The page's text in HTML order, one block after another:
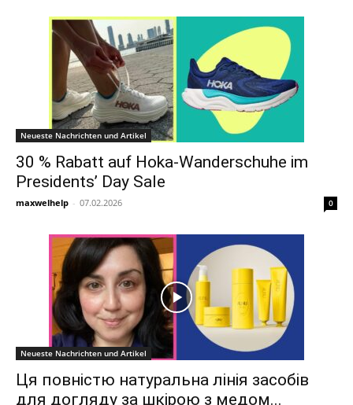
Neueste Nachrichten und Artikel
30 % Rabatt auf Hoka-Wanderschuhe im
Presidents’ Day Sale
maxwelhelp - 07.02.2026 0
Neueste Nachrichten und Artikel
Ця повністю натуральна лінія засобів
для догляду за шкірою з медом...